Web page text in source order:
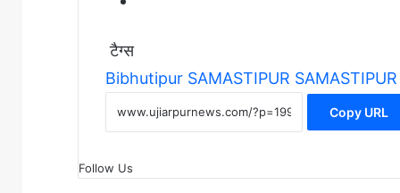
टैग्स
Bibhutipur SAMASTIPUR
Copy URL
Follow Us